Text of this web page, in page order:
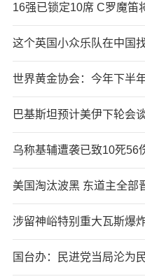
16强已锁定10席 C罗魔笛
这个英国小众乐队在中国
世界黄金协会：今年下半
巴基斯坦预计美伊下轮会
乌称基辅遭袭已致10死56
美国淘汰波黑 东道主全部
涉留神峪特别重大瓦斯爆
国台办：民进党当局沦为